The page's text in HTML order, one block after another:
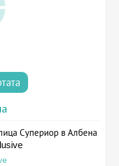
Супериор в Албена